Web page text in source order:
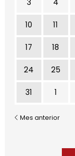
10 11
17 18
24 25
31 1
Mes anterior